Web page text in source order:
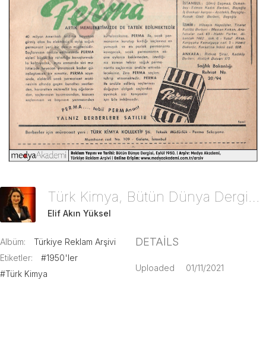
Elif Akın Yüksel
Albüm:
Türkiye Reklam Arşivi
Etiketler:
#1950'ler
#Türk Kimya
DETAILS
Uploaded 01/11/2021